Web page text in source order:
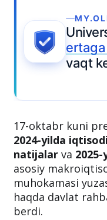
Universitet
ertaga
vaqt
17-oktabr kuni
2024-yilda
natijalarva
asosiy